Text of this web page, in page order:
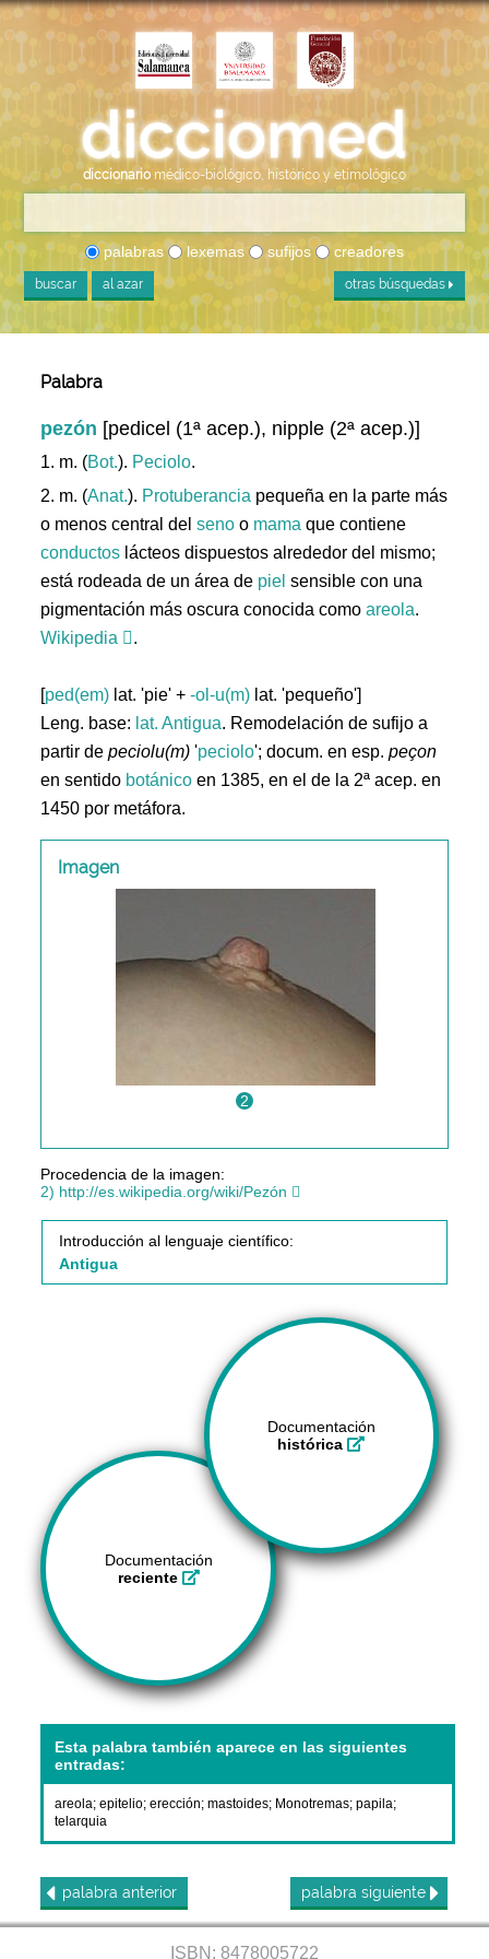
diccionario médico-biológico, histórico y etimológico
palabras lexemas sufijos creadores
buscar al azar otras búsquedas
Palabra
pezón [pedicel (1ª acep.), nipple (2ª acep.)]
1. m. (Bot.). Peciolo.
2. m. (Anat.). Protuberancia pequeña en la parte más
o menos central delseno o mama que contiene
conductos lácteos dispuestos alrededor del mismo;
está rodeada de un área de piel sensible con una
pigmentación más oscura conocida comoareola.
Wikipedia
.
[ped(em) lat. 'pie' +-ol-u(m) lat. 'pequeño']
Leng. base: lat. Antigua. Remodelación de sufijo a
partir depeciolu(m) 'peciolo'; docum. en esp.peçon
en sentido botánico en 1385, en el de la 2ª acep. en
1450 por metáfora.
Imagen
2
Procedencia de la imagen:
2) http://es.wikipedia.org/wiki/Pezón
Introducción al lenguaje científico:
Antigua
Documentación
histórica
Documentación
reciente
Esta palabra también aparece en las siguientes
entradas:
areola;epitelio;erección;mastoides; Monotremas;papila;
telarquia
palabra anterior palabra siguiente
ISBN: 8478005722